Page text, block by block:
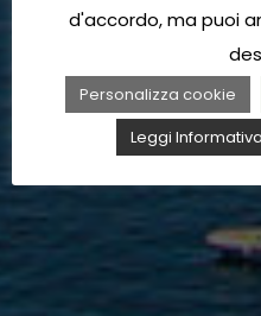
d'accordo, ma puoi
Personalizza cookie
Leggi Informativa